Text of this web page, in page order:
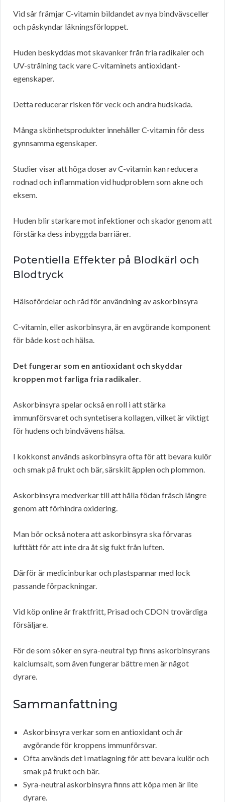
Vid sår främjar C-vitamin bildandet av nya bindvävsceller
och påskyndar läkningsförloppet.
Huden beskyddas mot skavanker från fria radikaler och
UV-strålning tack vare C-vitaminets antioxidant-
egenskaper.
Detta reducerar risken för veck och andra hudskada.
Många skönhetsprodukter innehåller C-vitamin för dess
gynnsamma egenskaper.
Studier visar att höga doser av C-vitamin kan reducera
rodnad och inflammation vid hudproblem som akne och
eksem.
Huden blir starkare mot infektioner och skador genom att
förstärka dess inbyggda barriärer.
Potentiella Effekter på Blodkärl och
Blodtryck
Hälsofördelar och råd för användning av askorbinsyra
C-vitamin, eller askorbinsyra, är en avgörande komponent
för både kost och hälsa.
Det fungerar som en antioxidant och skyddar
kroppen mot farliga fria radikaler.
Askorbinsyra spelar också en roll i att stärka
immunförsvaret och syntetisera kollagen, vilket är viktigt
för hudens och bindvävens hälsa.
I kokkonst används askorbinsyra ofta för att bevara kulör
och smak på frukt och bär, särskilt äpplen och plommon.
Askorbinsyra medverkar till att hålla födan fräsch längre
genom att förhindra oxidering.
Man bör också notera att askorbinsyra ska förvaras
lufttätt för att inte dra åt sig fukt från luften.
Därför är medicinburkar och plastspannar med lock
passande förpackningar.
Vid köp online är fraktfritt, Prisad och CDON trovärdiga
försäljare.
För de som söker en syra-neutral typ finns askorbinsyrans
kalciumsalt, som även fungerar bättre men är något
dyrare.
Sammanfattning
Askorbinsyra verkar som en antioxidant och är
avgörande för kroppens immunförsvar.
Ofta används det i matlagning för att bevara kulör och
smak på frukt och bär.
Syra-neutral askorbinsyra finns att köpa men är lite
dyrare.